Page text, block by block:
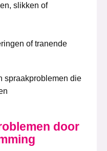
slikken of
of tranende
spraakproblemen die
door